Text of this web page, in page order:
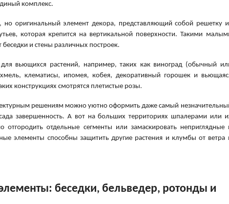
комплекс.
но оригинальный элемент декора, представляющий собой решетку
которая крепится на вертикальной поверхности. Такими
и стены различных построек.
вьющихся растений, например, таких как виноград (обычный
клематисы, ипомея, кобея, декоративный горошек и
конструкциях смотрятся плетистые розы.
решениям можно уютно оформить даже самый
завершенность. А вот на больших территориях шпалерами или
отдельные сегменты или замаскировать неприглядные
элементы способны защитить другие растения и клумбы от ветра
беседки, бельведер, ротонды и